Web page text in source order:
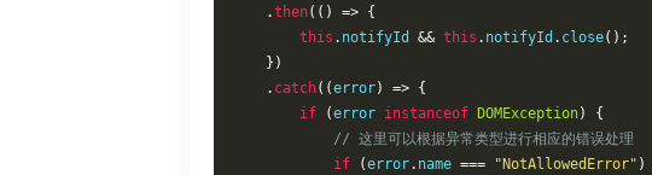
.then(() => {
this . notifyId && this . notifyId . close();
})
. catch((error) => {
if
(error instanceof DOMException)
{
// 这里可以根据异常类型进行相应的错误处理
if
(error. name === "NotAllowedError" )